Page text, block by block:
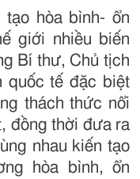
tạo hòa bình- ổn
giới nhiều biến
Bí thư, Chủ tịch
quốc tế đặc biệt
thách thức nổi
đồng thời đưa ra
nhau kiến tạo
hòa bình, ổn